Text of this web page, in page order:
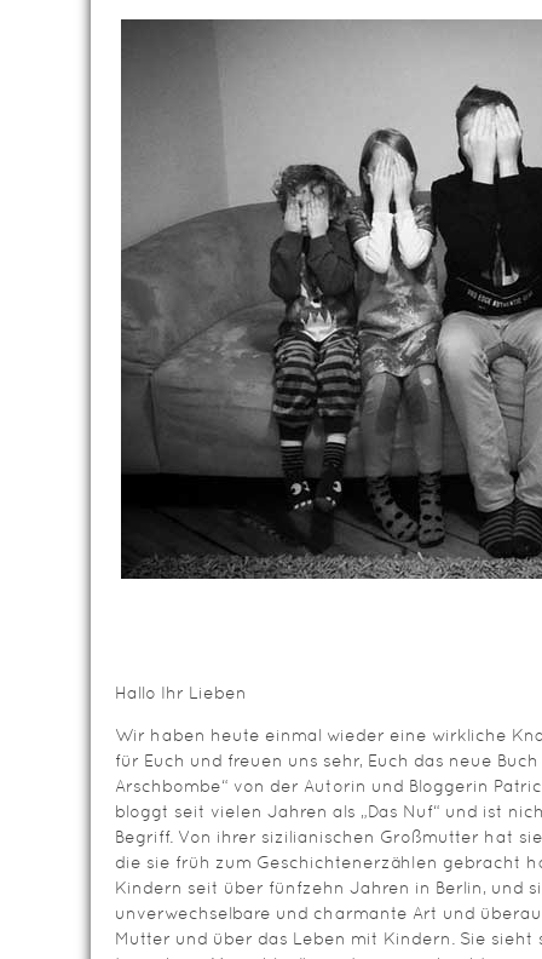
Hallo Ihr Lieben
Wir haben heute einmal wieder eine wirkliche
für Euch und freuen uns sehr, Euch das neue
Arschbombe“ von der Autorin und Bloggerin
bloggt seit vielen Jahren als „Das Nuf“ und ist
Begriff. Von ihrer sizilianischen Großmutter hat
die sie früh zum Geschichtenerzählen gebracht
Kindern seit über fünfzehn Jahren in Berlin, und
unverwechselbare und charmante Art und
Mutter und über das Leben mit Kindern. Sie sieht